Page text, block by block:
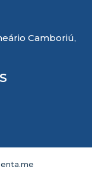
Camboriú,